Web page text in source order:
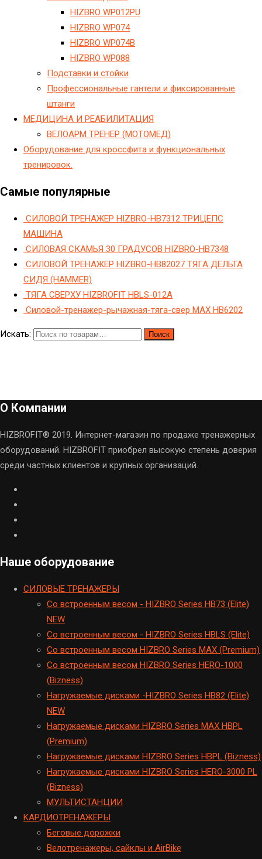
HIZBRO WP012PU
HIZBRO WP074
HIZBRO WP074B
HIZBRO WP088
Подставки и стойки
Профессиональные гантели и фиксированные
штанги
МЕДИЦИНА И РЕАБИЛИТАЦИЯ
ВЕЛОАРМ ТРЕНЕР (МОТОМЕД)
Оборудование для кроссфита и функциональных
тренировок.
Самые популярные
СИЛОВОЙ ТРЕНАЖЕР HIZBRO-HB7312 ТРИЦЕПС
МАШИНА
СИЛОВАЯ СКАМЬЯ 30 ГРАДУСОВ HIZBRO-HB7348
СИЛОВОЙ ТРЕНАЖЕР HIZBRO-HB82027 ТЯГА ДЕЛЬТА
СИДЯ (HAMMER)
ТЯГА СВЕРХУ HIZBROFIT HBLS-012A
Силовой-тренажер-рычажная-тяга-свер МAX HB6202
Искать: Поиск
О Компании
HIZBROFIT® 2019. Интернет-магазин по продаже тренажерных
оборудований. HIZBROFIT приобрел высокую степень доверия
среди частных клиентов и крупных организаций.
Наше оборудование
CИЛОВЫЕ ТРЕНАЖЕРЫ
Cо встроенным весом - HIZBRO Series HB73 (Elite)
NEW
Cо встроенным весом - HIZBRO Series HBLS (Elite)
Со встроенным весом HIZBRO Series MAX (Premium)
Cо встроенным весом HIZBRO Series HERO-1000
(Bizness)
Hагружаемые дисками -HIZBRO Series HB82 (Elite)
NEW
Нагружаемые дисками HIZBRO Series MAX HBPL
(Premium)
Hагружаемые дисками HIZBRO Series HBPL (Bizness)
Hагружаемые дисками HIZBRO Series HERO-3000 PL
(Bizness)
МУЛЬТИСТАНЦИИ
KАРДИОТРЕНАЖЕРЫ
Беговые дорожки
Велотренажеры, сайклы и AirBike